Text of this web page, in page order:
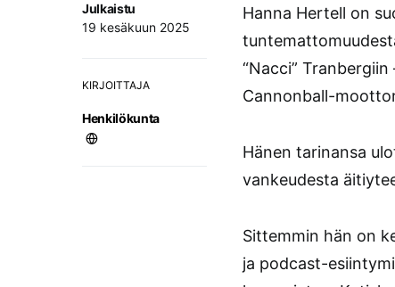
Julkaistu
19 kesäkuun 2025
KIRJOITTAJA
Henkilökunta
Hanna Hertell on
“Nacci”
Cannonball-
Hänen tarinansa
vankeudesta
Sittemmin hän on
ja podcast-